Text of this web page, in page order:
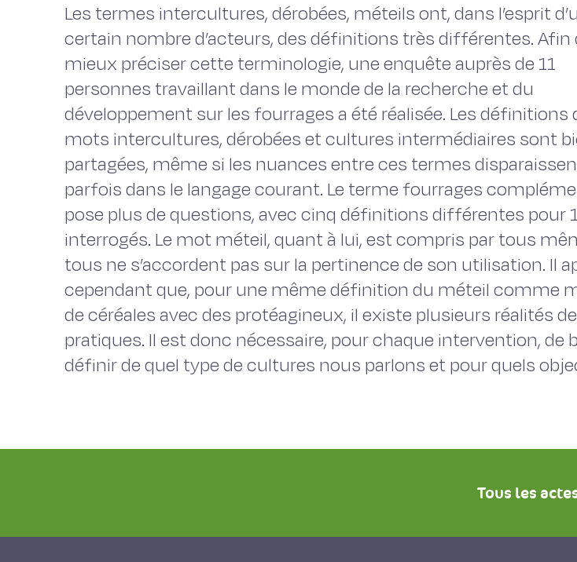
Les termes intercultures, dérobées, méteils ont, dans l’esprit
certain nombre d’acteurs, des définitions très différentes. Afin
mieux préciser cette terminologie, une enquête auprès de 11
personnes travaillant dans le monde de la recherche et du
développement sur les fourrages a été réalisée. Les définitions
mots intercultures, dérobées et cultures intermédiaires sont
partagées, même si les nuances entre ces termes
parfois dans le langage courant. Le terme fourrages
pose plus de questions, avec cinq définitions différentes pour
interrogés. Le mot méteil, quant à lui, est compris par tous
tous ne s’accordent pas sur la pertinence de son utilisation. Il
cependant que, pour une même définition du méteil comme
de céréales avec des protéagineux, il existe plusieurs réalités de
pratiques. Il est donc nécessaire, pour chaque intervention, de
définir de quel type de cultures nous parlons et pour quels
Tous les